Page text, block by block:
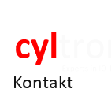
Kontakt